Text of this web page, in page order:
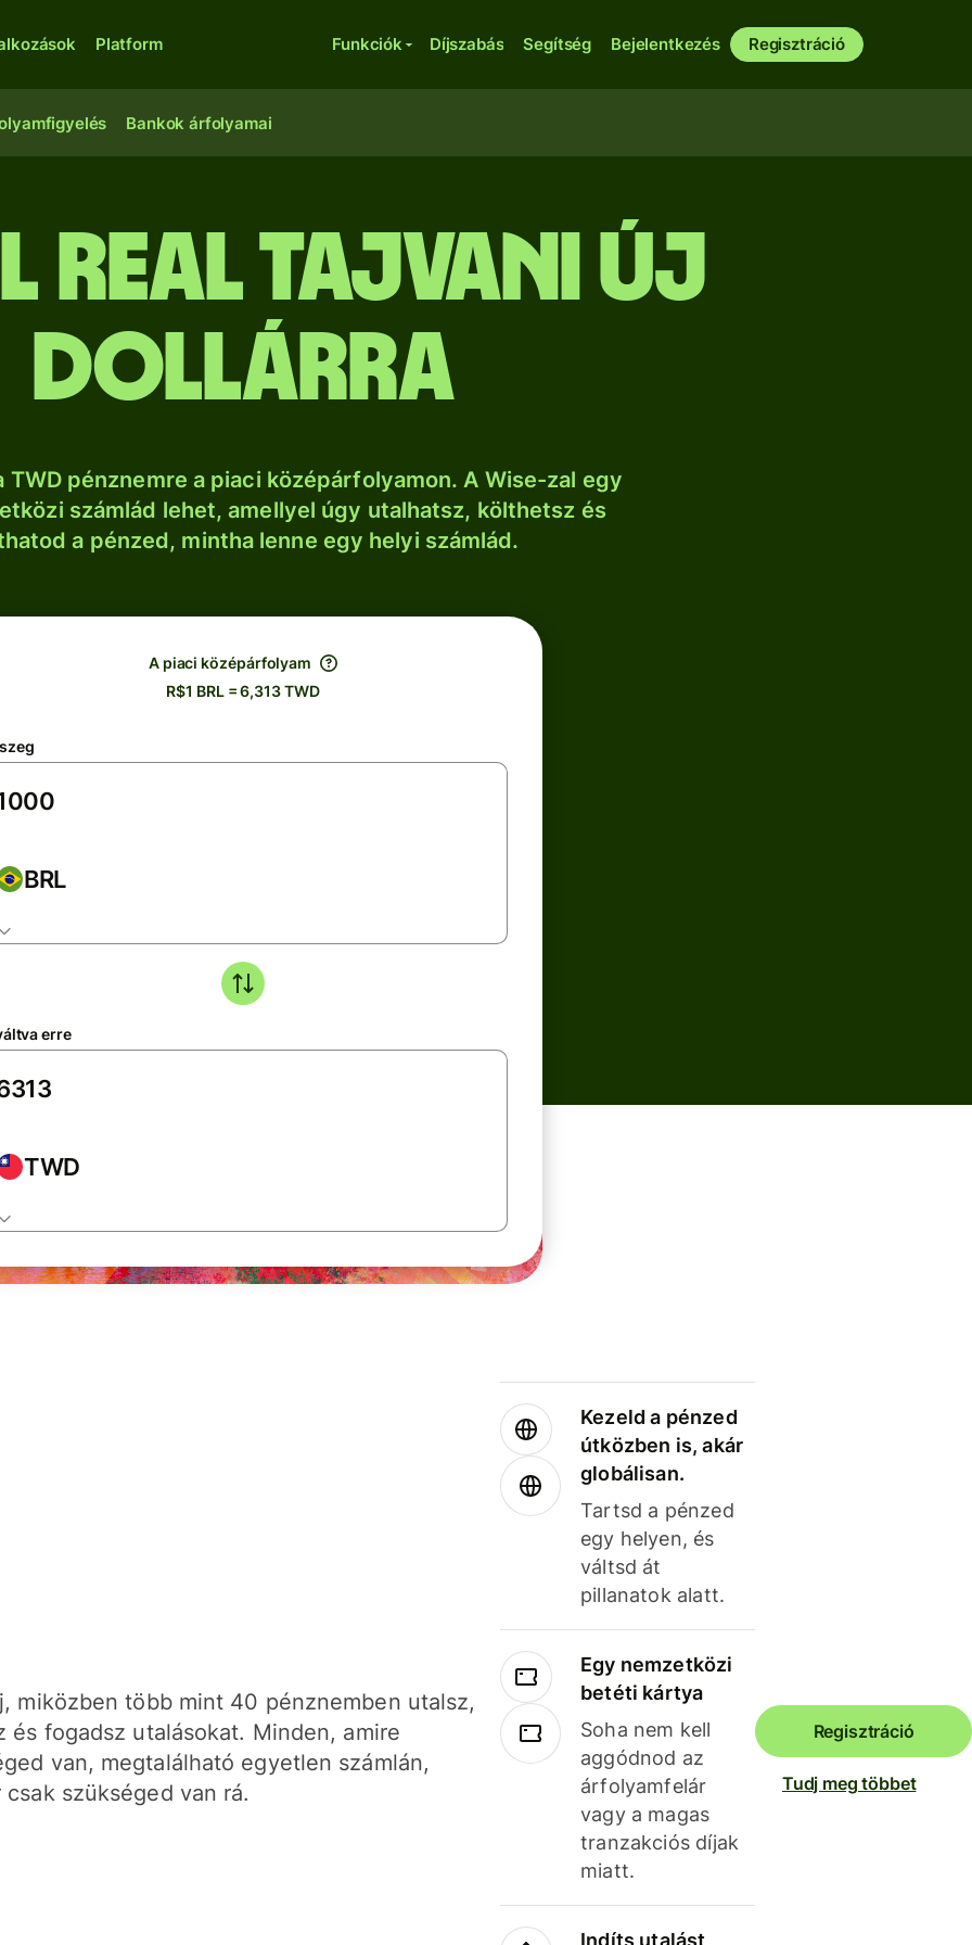
Platform Funkciók Díjszabás Segítség Bejelentkezés Regisztráció
Bankok árfolyamai
real tajvani új
dollárra
TWD pénznemre a piaci középárfolyamon. A Wise-zal egy
számlád lehet, amellyel úgy utalhatsz, költhetsz és
a pénzed, mintha lenne egy helyi számlád.
A piaci középárfolyam
R$1 BRL = 6,313 TWD
BRL
erre
TWD
miközben több mint 40 pénznemben utalsz,
és fogadsz utalásokat. Minden, amire
van, megtalálható egyetlen számlán,
csak szükséged van rá.
Kezeld a pénzed
útközben is, akár
globálisan.
Tartsd a pénzed
egy helyen, és
váltsd át
pillanatok alatt.
Egy nemzetközi
betéti kártya
Soha nem kell
aggódnod az
árfolyamfelár
vagy a magas
tranzakciós díjak
miatt.
Indíts utalást
Regisztráció
Tudj meg többet